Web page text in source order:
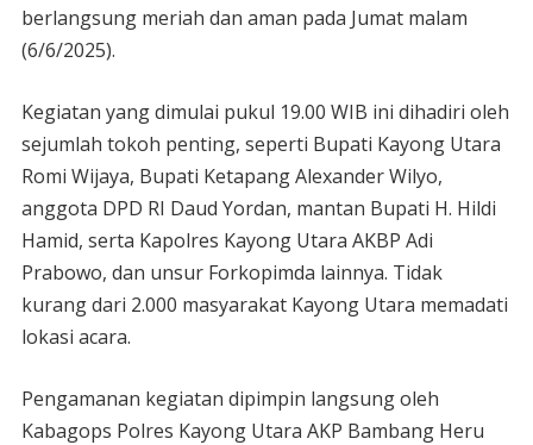
berlangsung meriah dan aman pada Jumat malam
(6/6/2025).
Kegiatan yang dimulai pukul 19.00 WIB ini dihadiri oleh
sejumlah tokoh penting, seperti Bupati Kayong Utara
Romi Wijaya, Bupati Ketapang Alexander Wilyo,
anggota DPD RI Daud Yordan, mantan Bupati H. Hildi
Hamid, serta Kapolres Kayong Utara AKBP Adi
Prabowo, dan unsur Forkopimda lainnya. Tidak
kurang dari 2.000 masyarakat Kayong Utara memadati
lokasi acara.
Pengamanan kegiatan dipimpin langsung oleh
Kabagops Polres Kayong Utara AKP Bambang Heru